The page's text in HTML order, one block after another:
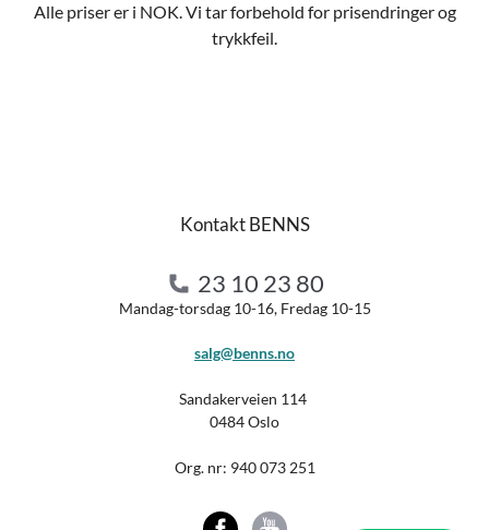
Alle priser er i NOK. Vi tar forbehold for prisendringer og
trykkfeil.
Kontakt BENNS
23 10 23 80
Mandag-torsdag 10-16, Fredag 10-15
salg@benns.no
Sandakerveien 114
0484 Oslo
Org. nr: 940 073 251